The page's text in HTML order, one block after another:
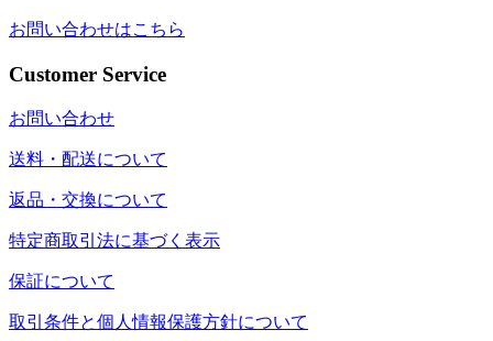
お問い合わせはこちら
Customer Service
お問い合わせ
送料・配送について
返品・交換について
特定商取引法に基づく表示
保証について
取引条件と個人情報保護方針について